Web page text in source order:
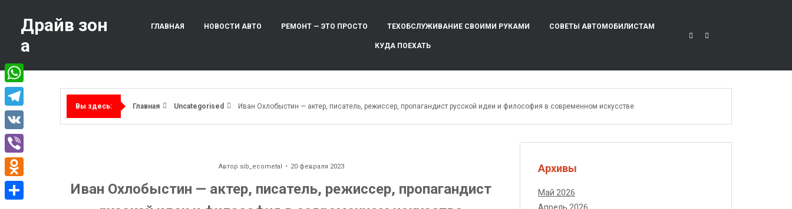
содержимому
Драйв зон
а
ГЛАВНАЯ НОВОСТИ АВТО РЕМОНТ — ЭТО ПРОСТО ТЕХОБСЛУЖИВАНИЕ СВОИМИ РУКАМИ СОВЕТЫ АВТОМОБИЛИСТАМ
КУДА ПОЕХАТЬ
Вы здесь: Главная Uncategorised Иван Охлобыстин — актер, писатель, режиссер, пропагандист русской идеи и философия в современном искусстве
Автор sib_ecometal 20 февраля 2023
Иван Охлобыстин — актер, писатель, режиссер, пропагандист
Архивы
Май 2026
WhatsApp
Telegram
VK
Viber
Odnoklassniki